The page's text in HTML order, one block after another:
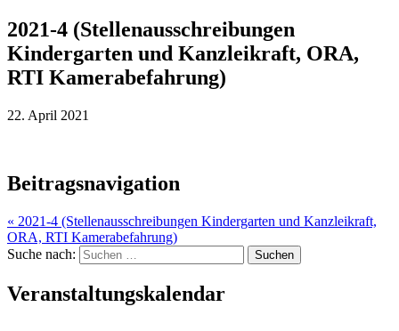
2021-4 (Stellenausschreibungen
Kindergarten und Kanzleikraft, ORA,
RTI Kamerabefahrung)
22. April 2021
Beitragsnavigation
« 2021-4 (Stellenausschreibungen Kindergarten und Kanzleikraft,
ORA, RTI Kamerabefahrung)
Suche nach:
Veranstaltungskalendar